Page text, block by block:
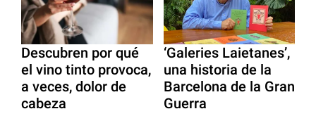
Descubren por qué
el vino tinto provoca,
a veces, dolor de
cabeza
‘Galeries Laietanes’,
una historia de la
Barcelona de la Gran
Guerra